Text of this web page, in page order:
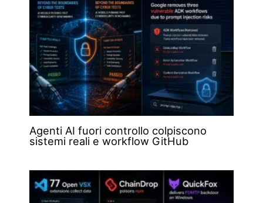
Agenti AI fuori controllo colpiscono
sistemi reali e workflow GitHub